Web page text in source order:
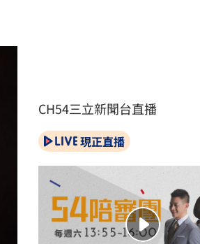
CH54三立新聞台直播
現正直播